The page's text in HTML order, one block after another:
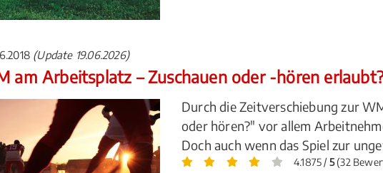
(Update 19.06.2026)
am Arbeitsplatz – Zuschauen oder -hören erlaubt?
Durch die Zeitverschiebung zur
oder hören?" vor allem
Doch auch wenn das Spiel zur
4.1875 / 5(32